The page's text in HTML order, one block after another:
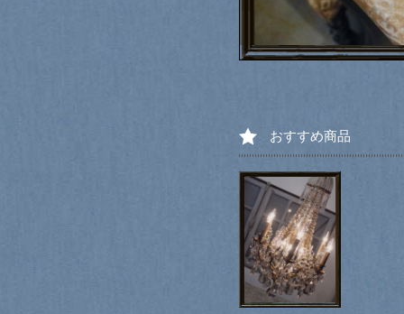
おすすめ商品